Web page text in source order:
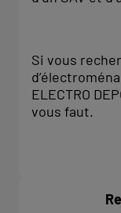
Si vous
ELECTRO
vous faut.